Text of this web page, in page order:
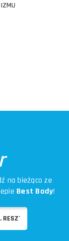
na bieżąco ze
Best Body!